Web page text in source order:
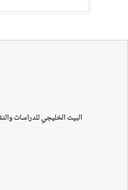
البيت الخليجي للدراسات